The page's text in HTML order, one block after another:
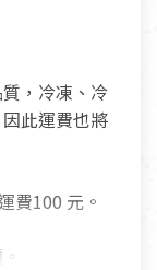
，冷凍、冷
此運費也將
費100 元。